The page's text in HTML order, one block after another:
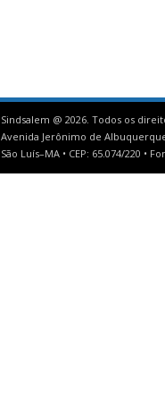
Sindsalem @ 2026. Todos os
Avenida Jerônimo de
São Luís–MA • CEP: 65.074/220 •